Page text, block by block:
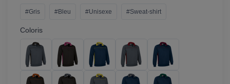
#Gris #Bleu #Unisexe #Sweat-shirt
Coloris